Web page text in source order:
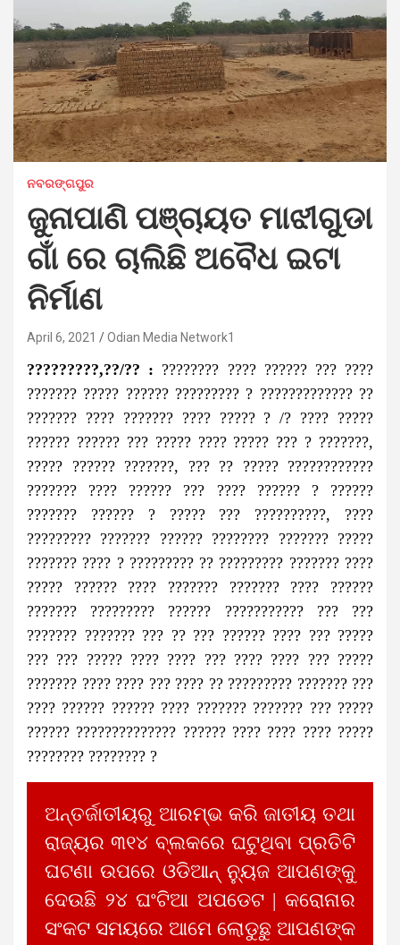
ନବରଙ୍ଗପୁର
ଜୁନାପାଣି ପଞ୍ଚାୟତ ମାଝୀଗୁଡା
ଗାଁ ରେ‌ ଚାଲିଛି ଅବୈଧ ଇଟା
ନିର୍ମାଣ
April 6, 2021 Odian Media Network1
?????????,??/?? : ???????? ???? ?????? ??? ????
??????? ????? ?????? ????????? ? ????????????? ??
??????? ???? ??????? ???? ????? ? /? ???? ?????
?????? ?????? ??? ????? ???? ????? ??? ? ???????,
????? ?????? ???????, ??? ?? ????? ????????????
??????? ???? ?????? ??? ???? ?????? ? ??????
??????? ?????? ? ????? ??? ??????????, ????
????????? ??????? ?????? ???????? ??????? ?????
??????? ???? ? ????????? ?? ????????? ??????? ????
????? ?????? ???? ??????? ??????? ???? ??????
??????? ????????? ?????? ??????????? ??? ???
??????? ??????? ??? ?? ??? ?????? ???? ??? ?????
??? ??? ????? ???? ???? ??? ???? ???? ??? ?????
??????? ???? ???? ??? ???? ?? ????????? ??????? ???
???? ?????? ?????? ???? ??????? ??????? ??? ?????
?????? ?????????????? ?????? ???? ???? ???? ?????
???????? ???????? ?
ଅନ୍ତର୍ଜାତୀୟରୁ ଆରମ୍ଭ କରି ଜାତୀୟ ତଥା
ରାଜ୍ୟର ୩୧୪ ବ୍ଲକରେ ଘଟୁଥିବା ପ୍ରତିଟି
ଘଟଣା ଉପରେ ଓଡିଆନ୍ ନ୍ୟୁଜ ଆପଣଙ୍କୁ
ଦେଉଛି ୨୪ ଘଂଟିଆ ଅପଡେଟ | କରୋନାର
ସଂକଟ ସମୟରେ ଆମେ ଲୋଡୁଛୁ ଆପଣଙ୍କ